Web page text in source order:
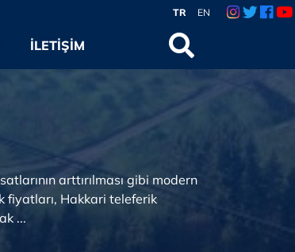
TR EN
İLETIŞIM
arttırılması gibi modern
fiyatları, Hakkari teleferik
...